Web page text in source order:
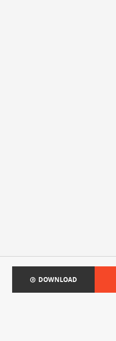
DOWNLOAD